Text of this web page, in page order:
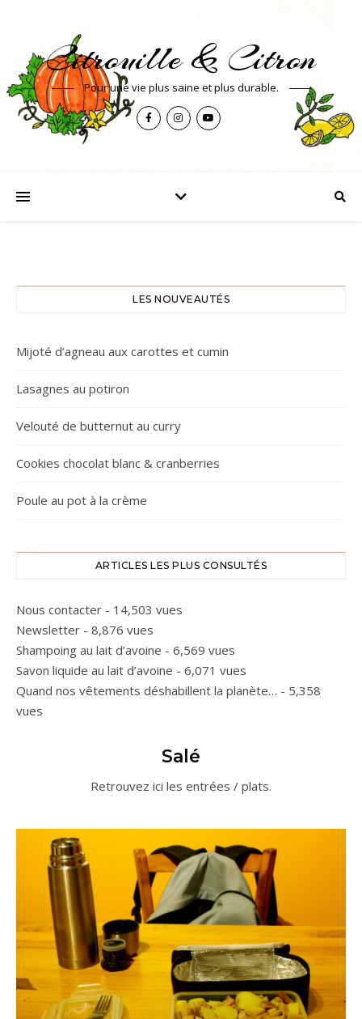
Citrouille & Citron
Pour une vie plus saine et plus durable.
LES NOUVEAUTÉS
Mijoté d’agneau aux carottes et cumin
Lasagnes au potiron
Velouté de butternut au curry
Cookies chocolat blanc & cranberries
Poule au pot à la crème
ARTICLES LES PLUS CONSULTÉS
Nous contacter - 14,503 vues
Newsletter - 8,876 vues
Shampoing au lait d’avoine - 6,569 vues
Savon liquide au lait d’avoine - 6,071 vues
Quand nos vêtements déshabillent la planète… - 5,358
vues
Salé
Retrouvez ici les entrées / plats.